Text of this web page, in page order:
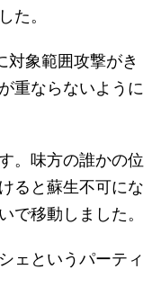
た。
対象範囲攻撃がき
重ならないように
。味方の誰かの位
ると蘇生不可にな
で移動しました。
ェというパーティ